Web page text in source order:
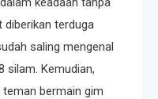
terduga
saling mengenal
silam. Kemudian,
bermain gim